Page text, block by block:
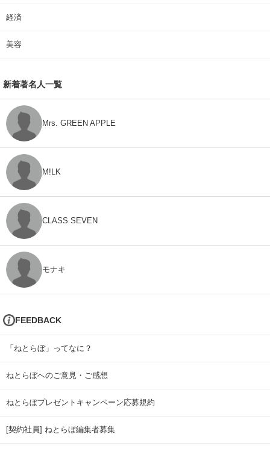
経済
美容
新着著名人一覧
Mrs. GREEN APPLE
M!LK
CLASS SEVEN
モナキ
FEEDBACK
「ねとらぼ」ってなに？
ねとらぼへのご意見・ご感想
ねとらぼプレゼントキャンペーン応募規約
[契約社員] ねとらぼ編集者募集